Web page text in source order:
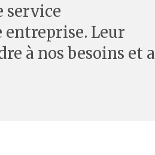
service
entreprise. Leur
à nos besoins et a